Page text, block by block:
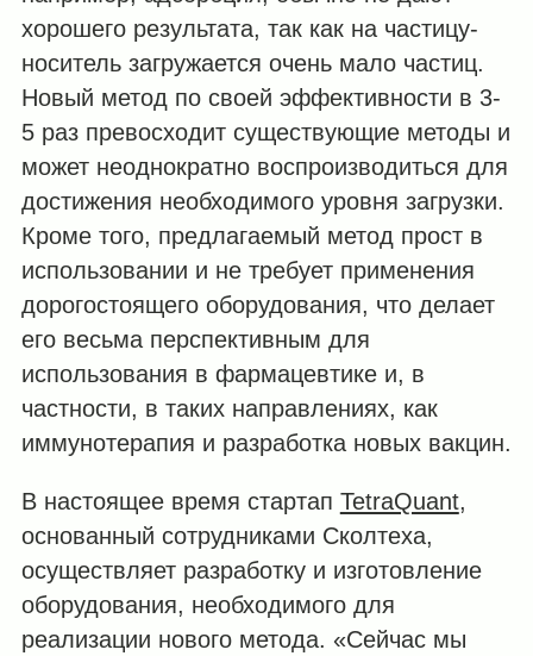
хорошего результата, так как на частицу-
носитель загружается очень мало частиц.
Новый метод по своей эффективности в 3-
5 раз превосходит существующие методы и
может неоднократно воспроизводиться для
достижения необходимого уровня загрузки.
Кроме того, предлагаемый метод прост в
использовании и не требует применения
дорогостоящего оборудования, что делает
его весьма перспективным для
использования в фармацевтике и, в
частности, в таких направлениях, как
иммунотерапия и разработка новых вакцин.
В настоящее время стартап TetraQuant,
основанный сотрудниками Сколтеха,
осуществляет разработку и изготовление
оборудования, необходимого для
реализации нового метода. «Сейчас мы